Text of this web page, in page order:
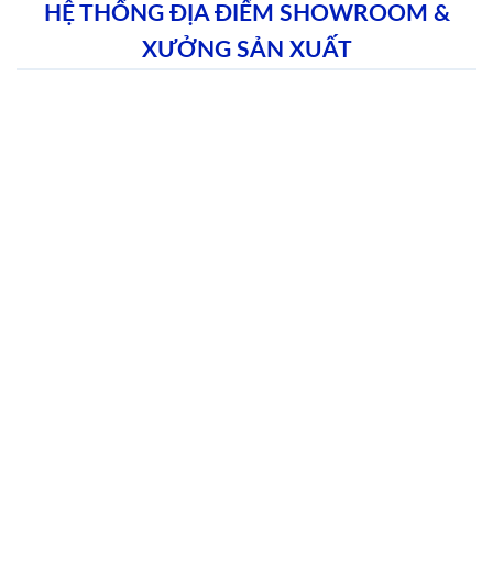
HỆ THỐNG ĐỊA ĐIỂM SHOWROOM &
XƯỞNG SẢN XUẤT